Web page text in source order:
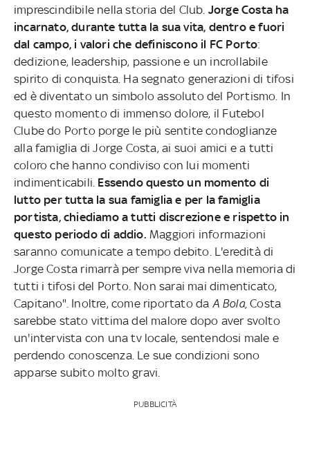
imprescindibile nella storia del Club. Jorge Costa ha
incarnato, durante tutta la sua vita, dentro e fuori
dal campo, i valori che definiscono il FC Porto:
dedizione, leadership, passione e un incrollabile
spirito di conquista. Ha segnato generazioni di tifosi
ed è diventato un simbolo assoluto del Portismo. In
questo momento di immenso dolore, il Futebol
Clube do Porto porge le più sentite condoglianze
alla famiglia di Jorge Costa, ai suoi amici e a tutti
coloro che hanno condiviso con lui momenti
indimenticabili. Essendo questo un momento di
lutto per tutta la sua famiglia e per la famiglia
portista, chiediamo a tutti discrezione e rispetto in
questo periodo di addio. Maggiori informazioni
saranno comunicate a tempo debito. L'eredità di
Jorge Costa rimarrà per sempre viva nella memoria di
tutti i tifosi del Porto. Non sarai mai dimenticato,
Capitano". Inoltre, come riportato da A Bola,Costa
sarebbe stato vittima del malore dopo aver svolto
un'intervista con una tv locale, sentendosi male e
perdendo conoscenza. Le sue condizioni sono
apparse subito molto gravi.
PUBBLICITÀ